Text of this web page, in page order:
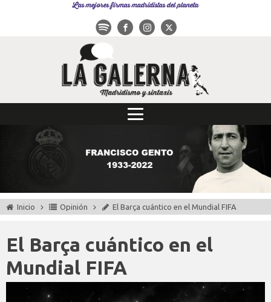
Las mejores firmas madridistas del planeta
Inicio Opinión El Barça cuántico en el Mundial FIFA
El Barça cuántico en el
Mundial FIFA